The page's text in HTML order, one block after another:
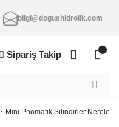
bilgi@dogushidrolik.com
Sipariş Takip
Mini Pnömatik Silindirler